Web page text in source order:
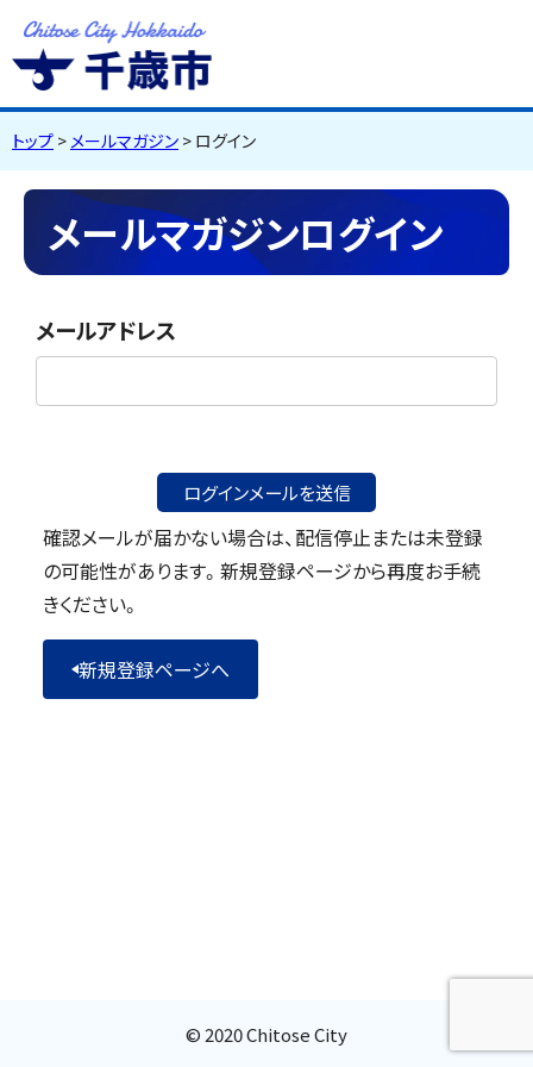
千歳市Chitose City
Hokkaido
トップ >メールマガジン > ログイン
メールマガジンログイン
メールアドレス
ログインメールを送信
確認メールが届かない場合は、配信停止または未登録
の可能性があります。新規登録ページから再度お手続
きください。
新規登録ページへ
© 2020 Chitose City